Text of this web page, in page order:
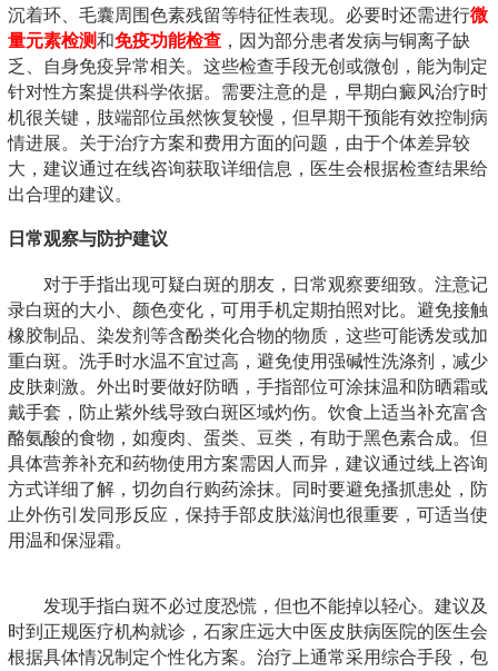
沉着环、毛囊周围色素残留等特征性表现。必要时还需进行微
量元素检测和免疫功能检查 ，因为部分患者发病与铜离子缺
乏、自身免疫异常相关。这些检查手段无创或微创，能为制定
针对性方案提供科学依据。需要注意的是，早期白癜风治疗时
机很关键，肢端部位虽然恢复较慢，但早期干预能有效控制病
情进展。关于治疗方案和费用方面的问题，由于个体差异较
大，建议通过在线咨询获取详细信息，医生会根据检查结果给
出合理的建议。
日常观察与防护建议
对于手指出现可疑白斑的朋友，日常观察要细致。注意记
录白斑的大小、颜色变化，可用手机定期拍照对比。避免接触
橡胶制品、染发剂等含酚类化合物的物质，这些可能诱发或加
重白斑。洗手时水温不宜过高，避免使用强碱性洗涤剂，减少
皮肤刺激。外出时要做好防晒，手指部位可涂抹温和防晒霜或
戴手套，防止紫外线导致白斑区域灼伤。饮食上适当补充富含
酪氨酸的食物，如瘦肉、蛋类、豆类，有助于黑色素合成。但
具体营养补充和药物使用方案需因人而异，建议通过线上咨询
方式详细了解，切勿自行购药涂抹。同时要避免搔抓患处，防
止外伤引发同形反应，保持手部皮肤滋润也很重要，可适当使
用温和保湿霜。
发现手指白斑不必过度恐慌，但也不能掉以轻心。建议及
时到正规医疗机构就诊，石家庄远大中医皮肤病医院的医生会
根据具体情况制定个性化方案。治疗上通常采用综合手段，包